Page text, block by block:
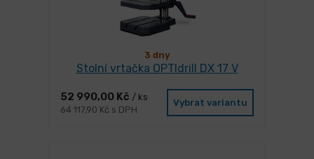
3 dny
Stolní vrtačka OPTIdrill DX 17 V
52 990,00 Kč / ks
64 117,90 Kč s DPH
Vybrat variantu